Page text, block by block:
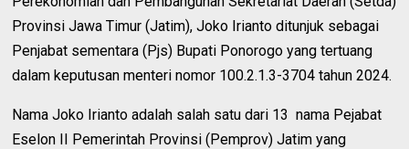
Provinsi Jawa Timur (Jatim), Joko Irianto ditunjuk sebagai
Penjabat sementara (Pjs) Bupati Ponorogo yang tertuang
dalam keputusan menteri nomor 100.2.1.3-3704 tahun 2024.
Nama Joko Irianto adalah salah satu dari 13 nama Pejabat
Eselon II Pemerintah Provinsi (Pemprov) Jatim yang